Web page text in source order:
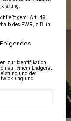
gem. Art. 49
des EWR, z.B. in
zur Identifikation
auf einem Endgerät.
und der
und